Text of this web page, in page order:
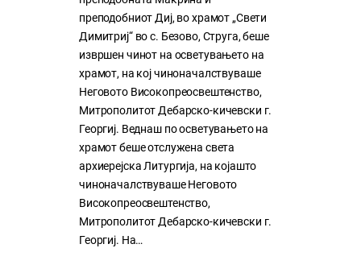
преподобниот Диј, во храмот „Свети
Димитриј“ во с. Безово, Струга, беше
извршен чинот на осветувањето на
храмот, на кој чиноначалствуваше
Неговото Високопреосвештенство,
Митрополитот Дебарско-кичевски г.
Георгиј. Веднаш по осветувањето на
храмот беше отслужена света
архиерејска Литургија, на којашто
чиноначалствуваше Неговото
Високопреосвештенство,
Митрополитот Дебарско-кичевски г.
Георгиј. На…